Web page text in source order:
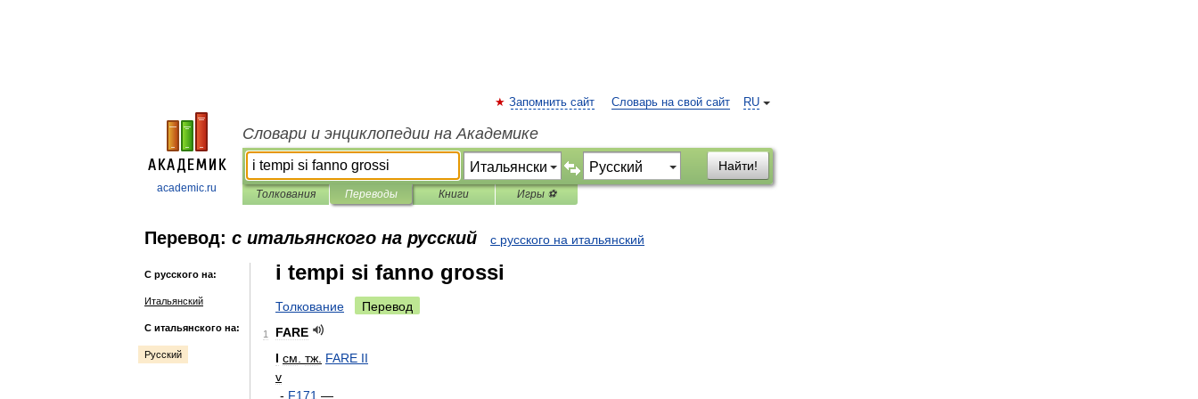
academic.ru
RU
Запомнить сайт Словарь на свой сайт
Словари и энциклопедии на Академике
Найти!
Толкования Переводы Книги Игры ⚽
Перевод: с итальянского на русский с русского на итальянский
С русского на:
Итальянский
С итальянского на:
Русский
i tempi si fanno grossi
Толкование Перевод
1
FARE
I см тж FARE II
v
- F171 —